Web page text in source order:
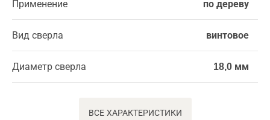
Применение по дереву
Вид сверла винтовое
Диаметр сверла 18,0 мм
ВСЕ ХАРАКТЕРИСТИКИ